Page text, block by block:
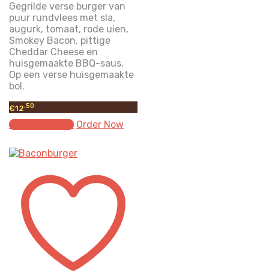
Gegrilde verse burger van
puur rundvlees met sla,
augurk, tomaat, rode uien,
Smokey Bacon, pittige
Cheddar Cheese en
huisgemaakte BBQ-saus.
Op een verse huisgemaakte
bol.
€12 .50
Select options Order Now